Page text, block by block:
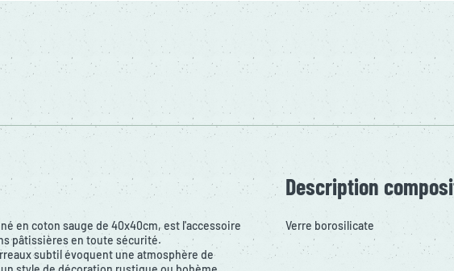
en coton sauge de 40x40cm, est l'accessoire
pâtissières en toute sécurité.
subtil évoquent une atmosphère de
Description
Verre borosilicate